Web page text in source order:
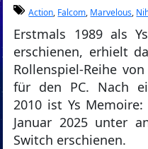
Action, Falcom, Marvelous,
Erstmals 1989 als
erschienen, erhielt
Rollenspiel-Reihe
für den PC. Nach
2010 ist Ys
Januar 2025 unter
Switch erschienen.